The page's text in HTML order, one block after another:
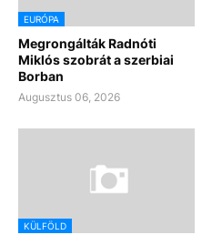
EURÓPA
Megrongálták Radnóti
Miklós szobrát a szerbiai
Borban
Augusztus 06, 2026
KÜLFÖLD